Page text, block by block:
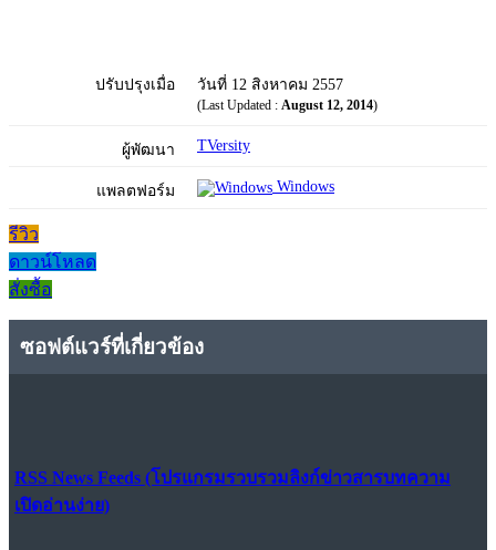
ปรับปรุงเมื่อ วันที่ 12 สิงหาคม 2557
(Last Updated : August 12, 2014)
ผู้พัฒนา TVersity
แพลตฟอร์ม Windows
รีวิว
ดาวน์โหลด
สั่งซื้อ
ซอฟต์แวร์ที่เกี่ยวข้อง
RSS News Feeds (โปรแกรมรวบรวมลิงก์ข่าวสารบทความ
เปิดอ่านง่าย)